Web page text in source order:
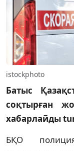
istockphoto
Батыс
соқтырған
хабарлайды
БҚО